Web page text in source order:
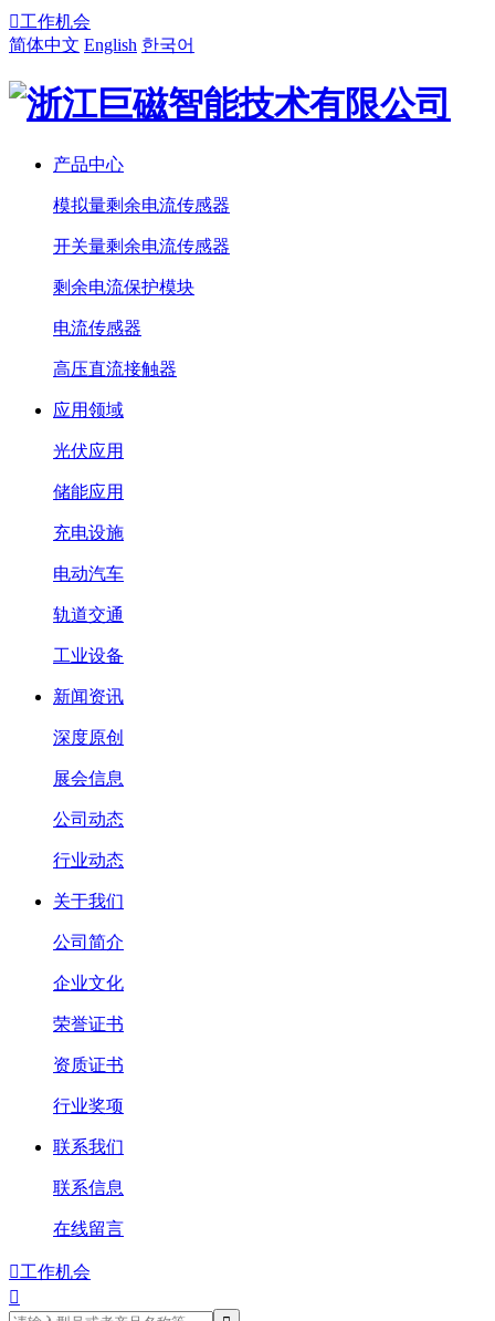
工作机会
简体中文 English 한국어
产品中心
模拟量剩余电流传感器
开关量剩余电流传感器
剩余电流保护模块
电流传感器
高压直流接触器
应用领域
光伏应用
储能应用
充电设施
电动汽车
轨道交通
工业设备
新闻资讯
深度原创
展会信息
公司动态
行业动态
关于我们
公司简介
企业文化
荣誉证书
资质证书
行业奖项
联系我们
联系信息
在线留言
工作机会
